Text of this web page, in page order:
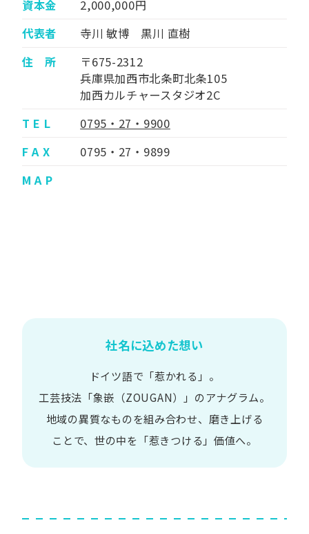
資本金
2,000,000円
代表者
寺川 敏博 黒川 直樹
住 所
〒675-2312
兵庫県加西市北条町北条105
加西カルチャースタジオ2C
T E L
0795・27・9900
F A X
0795・27・9899
M A P
社名に込めた想い
ドイツ語で​「惹かれる」。
工芸技法​「象嵌​（ZOUGAN）」の​アナグラム。
地域の​異質な​ものを​組み合わせ、 磨き上げる​
ことで、 世の​中を​「惹きつける」価値へ。​